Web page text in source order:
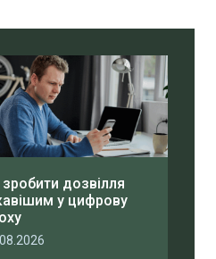
дозвілля
у цифрову